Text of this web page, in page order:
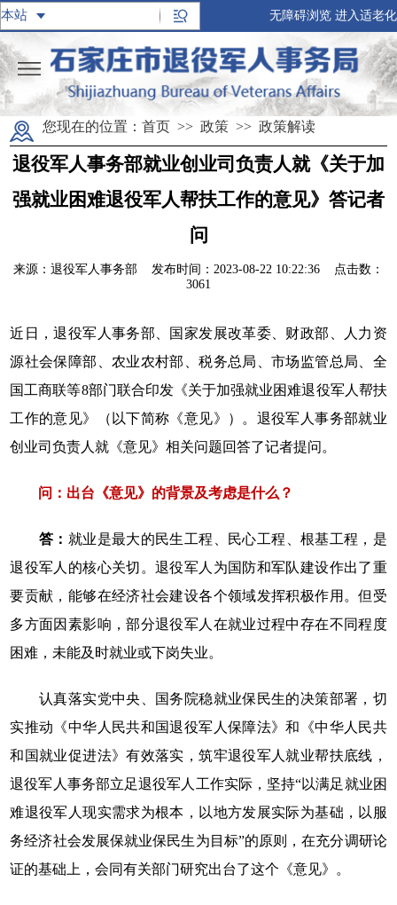
无障碍浏览 进入适老化
您现在的位置：首页 >>政策 >>政策解读
退役军人事务部就业创业司负责人就《关于加
强就业困难退役军人帮扶工作的意见》答记者
问
来源：退役军人事务部 发布时间：2023-08-22 10:22:36 点击数：
3061
近日，退役军人事务部、国家发展改革委、财政部、人力资
源社会保障部、农业农村部、税务总局、市场监管总局、全
国工商联等8部门联合印发《关于加强就业困难退役军人帮扶
工作的意见》（以下简称《意见》）。退役军人事务部就业
创业司负责人就《意见》相关问题回答了记者提问。
问： 出台《意见》的背景及考虑是什么？
答： 就业是最大的民生工程、民心工程、根基工程，是
退役军人的核心关切。退役军人为国防和军队建设作出了重
要贡献，能够在经济社会建设各个领域发挥积极作用。但受
多方面因素影响，部分退役军人在就业过程中存在不同程度
困难，未能及时就业或下岗失业。
认真落实党中央、国务院稳就业保民生的决策部署，切
实推动《中华人民共和国退役军人保障法》和《中华人民共
和国就业促进法》有效落实，筑牢退役军人就业帮扶底线，
退役军人事务部立足退役军人工作实际，坚持“以满足就业困
难退役军人现实需求为根本，以地方发展实际为基础，以服
务经济社会发展保就业保民生为目标”的原则，在充分调研论
证的基础上，会同有关部门研究出台了这个《意见》。